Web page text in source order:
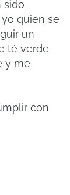
sido
yo quien se
un
té verde
y me
con